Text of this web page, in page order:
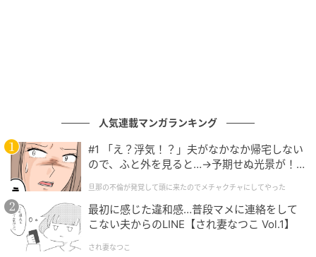
Aさん夫婦はどう対応したのか
雨がやんでから排水口を確かめると、土ぼこりや枯れ
葉、ゴミが流れをふさいでいました。手で取り除くと
水はスムーズに流れるように。固いもので無理に突く
と塩化ビニルの排水管を傷めることがあると知り、手
とブラシでていねいに行ったといいます。
人気連載マンガランキング
#1 「え？浮気！？」夫がなかなか帰宅しない
ので、ふと外を見ると…→予期せぬ光景が！
クチャにしてやった
旦那の不倫が発覚して頭に来たのでメチャクチャにしてやった
最初に感じた違和感…普段マメに連絡をして
こない夫からのLINE【され妻なつこ Vol.1】
され妻なつこ